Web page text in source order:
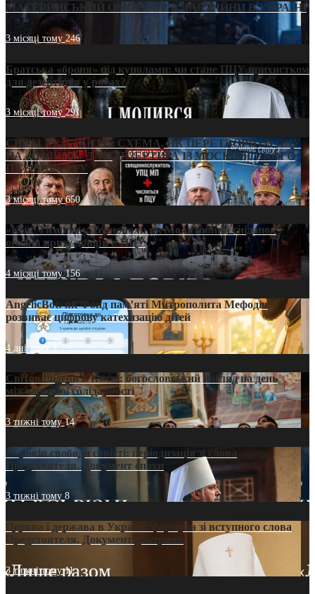
МАТЕРИНСЬКИЙ ОМОРФОР В ЧАС ВІЙНИ В УКРАЇНІ
3 місяці тому246
Братська «броня» під куполами: чи стане ПЦУ прихистком
для дезертирів у рясах?
3 місяці тому291
СВЯТІ УХИЛЯНТИ: СХЕМА, ЯК ПЕРЕТВОРИТИ ПЦУ
НА «ОФШОР» ДЛЯ ДЕЗЕРТИРА ІЗ МОСКОВСЬКОГО
ПАТРІАРХАТУ
3 місяці тому650
«Кейс Тихона» у Тернополі: як Молитовний сніданок
оголив кризу довіри в ПЦУ
4 місяці тому156
AngelicBot: як Фонд пам’яті Митрополита Мефодія
розвиває цифрову катехизацію дітей
4 дні тому7
Світові лідери в Києві: богословський погляд на день
міжнародної солідарності
3 тижні тому14
35 років свободи совісті: періодизація зі слова
Предстоятеля. Документ епохи
3 тижні тому 8
Церква і держава в Україні: формула зі вступного слова
Предстоятеля. Документ доктрини
3 тижні тому11